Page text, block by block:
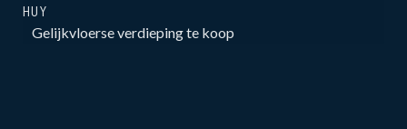
HUY
Gelijkvloerse verdieping te koop